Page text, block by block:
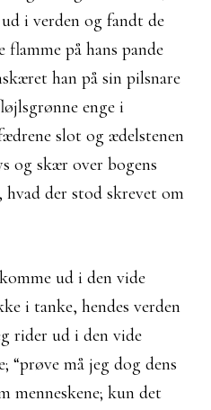
i verden og fandt de
flamme på hans pande
han på sin pilsnare
enge i
slot og ædelstenen
og skær over bogens
der stod skrevet om
ud i den vide
i tanke, hendes verden
rider ud i den vide
“prøve må jeg dog dens
menneskene; kun det